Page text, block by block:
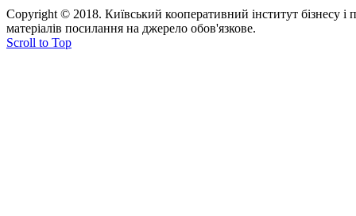
Copyright © 2018. Київський кооперативний інститут бізнесу
матеріалів посилання на джерело обов'язкове.
Scroll to Top